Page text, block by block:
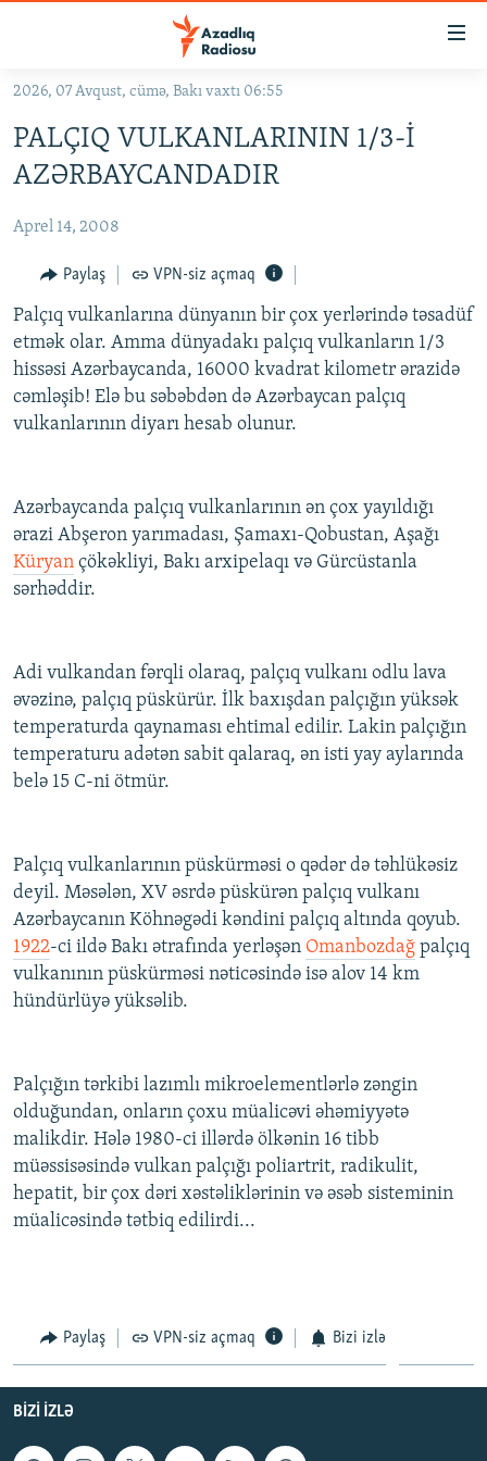
Əsas
qayıt
Əsas
qayıt
#İZAHLA
#ƏSLINDƏ
FƏRQƏ BAX
QANUNI DOĞRU
ARAŞDIRMA
MULTIMEDIA
VIDEO
İNFOQRAFIKA
KARIKATURA
RADIO ARXIV
AZƏRBAYCAN ƏDƏBIYYATI KITABXANASI
İSLAM VƏ DEMOKRATIYA
İZ - MƏDƏNIYYƏT PROQRAMI
MISSIYAMIZ
PEŞƏ ETIKASI VƏ JURNALISTIKA STANDARTLARIMIZ
MATERIALLARIMIZDAN ISTIFADƏ
BIZIMLƏ ƏLAQƏ
XƏBƏR BÜLLETENLƏRIMIZ
BIZI IZLƏ
2026, 07 Avqust, cümə, Bakı vaxtı 06:55
PALÇIQ VULKANLARININ 1/3-İ
AZƏRBAYCANDADIR
Aprel 14, 2008
Paylaş VPN-siz açmaq
Palçıq vulkanlarına dünyanın bir çox yerlərində təsadüf
etmək olar. Amma dünyadakı palçıq vulkanların 1/3
hissəsi Azərbaycanda, 16000 kvadrat kilometr ərazidə
cəmləşib! Elə bu səbəbdən də Azərbaycan palçıq
vulkanlarının diyarı hesab olunur.
Azərbaycanda palçıq vulkanlarının ən çox yayıldığı
ərazi Abşeron yarımadası, Şamaxı-Qobustan, Aşağı
Küryan çökəkliyi, Bakı arxipelaqı və Gürcüstanla
sərhəddir.
Adi vulkandan fərqli olaraq, palçıq vulkanı odlu lava
əvəzinə, palçıq püskürür. İlk baxışdan palçığın yüksək
temperaturda qaynaması ehtimal edilir. Lakin palçığın
temperaturu adətən sabit qalaraq, ən isti yay aylarında
belə 15 C-ni ötmür.
Palçıq vulkanlarının püskürməsi o qədər də təhlükəsiz
deyil. Məsələn, XV əsrdə püskürən palçıq vulkanı
Azərbaycanın Köhnəgədi kəndini palçıq altında qoyub.
1922-ci ildə Bakı ətrafında yerləşən Omanbozdağ palçıq
vulkanının püskürməsi nəticəsində isə alov 14 km
hündürlüyə yüksəlib.
Palçığın tərkibi lazımlı mikroelementlərlə zəngin
olduğundan, onların çoxu müalicəvi əhəmiyyətə
malikdir. Hələ 1980-ci illərdə ölkənin 16 tibb
müəssisəsində vulkan palçığı poliartrit, radikulit,
hepatit, bir çox dəri xəstəliklərinin və əsəb sisteminin
müalicəsində tətbiq edilirdi...
Paylaş VPN-siz açmaq Bizi izlə
BIZI IZLƏ